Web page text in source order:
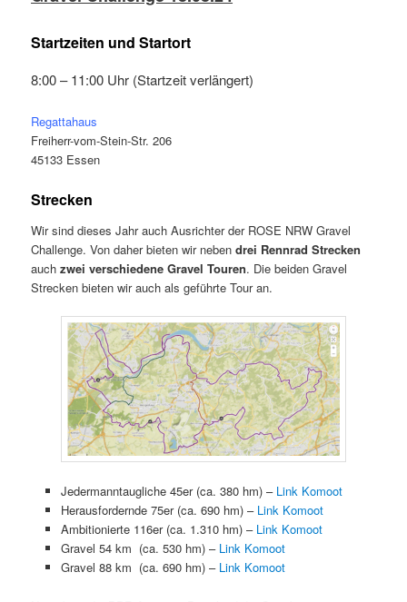
Startzeiten und Startort
8:00 – 11:00 Uhr (Startzeit verlängert)
Regattahaus
Freiherr-vom-Stein-Str. 206
45133 Essen
Strecken
Wir sind dieses Jahr auch Ausrichter der ROSE NRW Gravel
Challenge. Von daher bieten wir nebendrei Rennrad Strecken
auchzwei verschiedene Gravel Touren. Die beiden Gravel
Strecken bieten wir auch als geführte Tour an.
Jedermanntaugliche 45er (ca. 380 hm) – Link Komoot
Herausfordernde 75er (ca. 690 hm) – Link Komoot
Ambitionierte 116er (ca. 1.310 hm) – Link Komoot
Gravel 54 km (ca. 530 hm) – Link Komoot
Gravel 88 km (ca. 690 hm) – Link Komoot